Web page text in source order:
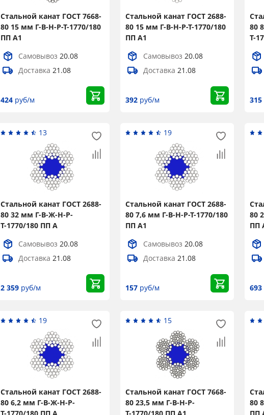
Стальной канат ГОСТ 7668-
80 15 мм Г-В-Н-Р-Т-1770/180
ПП А1
Самовывоз20.08
Доставка21.08
424 руб/м
Стальной канат ГОСТ 2688-
80 15 мм Г-В-Н-Р-Т-1770/180
ПП А1
Самовывоз 20.08
Доставка 21.08
392руб/м
80
Т-
315
13
Стальной канат ГОСТ 2688-
80 32 мм Г-В-Ж-Н-Р-
Т-1770/180 ПП А
Самовывоз20.08
Доставка21.08
2 359 руб/м
19
Стальной канат ГОСТ 2688-
80 7,6 мм Г-В-Н-Р-Т-1770/180
ПП А1
Самовывоз 20.08
Доставка 21.08
157руб/м
80
ПП
693
19
Стальной канат ГОСТ 2688-
80 6,2 мм Г-В-Ж-Н-Р-
15
Стальной канат ГОСТ 7668-
80 23,5 мм Г-В-Н-Р-
80